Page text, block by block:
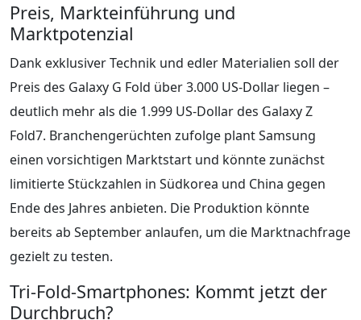
Preis, Markteinführung und
Marktpotenzial
Dank exklusiver Technik und edler Materialien soll der
Preis des Galaxy G Fold über 3.000 US-Dollar liegen –
deutlich mehr als die 1.999 US-Dollar des Galaxy Z
Fold7. Branchengerüchten zufolge plant Samsung
einen vorsichtigen Marktstart und könnte zunächst
limitierte Stückzahlen in Südkorea und China gegen
Ende des Jahres anbieten. Die Produktion könnte
bereits ab September anlaufen, um die Marktnachfrage
gezielt zu testen.
Tri-Fold-Smartphones: Kommt jetzt der
Durchbruch?